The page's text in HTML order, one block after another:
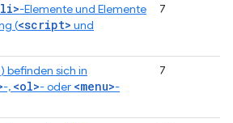
-Elemente und Elemente
(<script> und
7
) befinden sich in
-, <ol>- oder <menu>-
7